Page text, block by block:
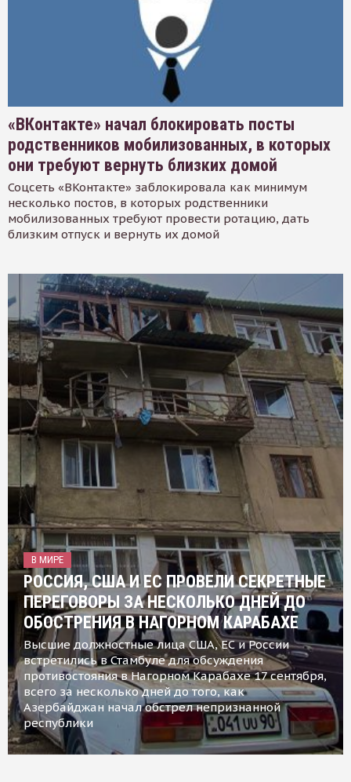
«ВКонтакте» начал блокировать посты
родственников мобилизованных, в которых
они требуют вернуть близких домой
Соцсеть «ВКонтакте» заблокировала как минимум
несколько постов, в которых родственники
мобилизованных требуют провести ротацию, дать
близким отпуск и вернуть их домой
В МИРЕ
РОССИЯ, США И ЕС ПРОВЕЛИ СЕКРЕТНЫЕ
ПЕРЕГОВОРЫ ЗА НЕСКОЛЬКО ДНЕЙ ДО
ОБОСТРЕНИЯ В НАГОРНОМ КАРАБАХЕ
Высшие должностные лица США, ЕС и России
встретились в Стамбуле для обсуждения
противостояния в Нагорном Карабахе 17 сентября,
всего за несколько дней до того, как
Азербайджан начал обстрел непризнанной
республики